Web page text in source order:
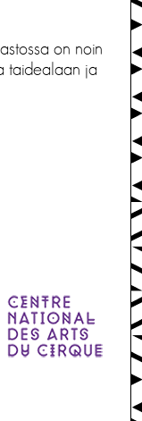
on noin
taidealaan ja